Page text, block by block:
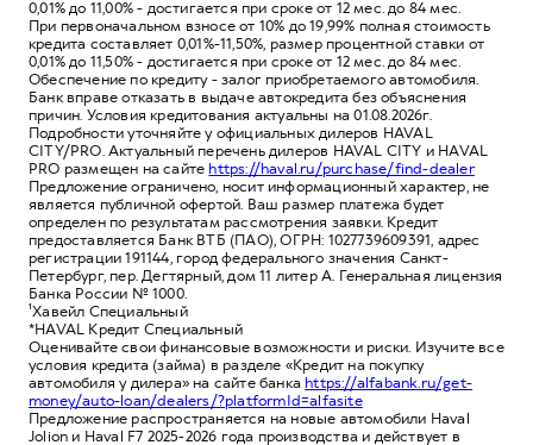
0,01% до 11,00% - достигается при сроке от 12 мес. до 84 мес.
При первоначальном взносе от 10% до 19,99% полная стоимость
кредита составляет 0,01%-11,50%, размер процентной ставки от
0,01% до 11,50% - достигается при сроке от 12 мес. до 84 мес.
Обеспечение по кредиту - залог приобретаемого автомобиля.
Банк вправе отказать в выдаче автокредита без объяснения
причин. Условия кредитования актуальны на 01.08.2026г.
Подробности уточняйте у официальных дилеров HAVAL
CITY/PRO. Актуальный перечень дилеров HAVAL CITY и HAVAL
PRO размещен на сайтеhttps://haval.ru/purchase/find-dealer
Предложение ограничено, носит информационный характер, не
является публичной офертой. Ваш размер платежа будет
определен по результатам рассмотрения заявки. Кредит
предоставляется Банк ВТБ (ПАО), ОГРН: 1027739609391, адрес
регистрации 191144, город федерального значения Санкт-
Петербург, пер. Дегтярный, дом 11 литер А. Генеральная лицензия
Банка России № 1000.
¹Хавейл Специальный
*HAVAL Кредит Специальный
Оценивайте свои финансовые возможности и риски. Изучите все
условия кредита (займа) в разделе «Кредит на покупку
автомобиля у дилера» на сайте банкаhttps://alfabank.ru/get-
money/auto-loan/dealers/?platformId=alfasite
Предложение распространяется на новые автомобили Haval
Jolion и Haval F7 2025-2026 года производства и действует в